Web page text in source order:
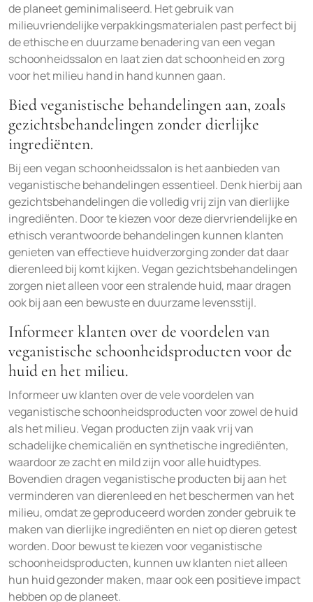
de planeet geminimaliseerd. Het gebruik van
milieuvriendelijke verpakkingsmaterialen past perfect bij
de ethische en duurzame benadering van een vegan
schoonheidssalon en laat zien dat schoonheid en zorg
voor het milieu hand in hand kunnen gaan.
Bied veganistische behandelingen aan, zoals
gezichtsbehandelingen zonder dierlijke
ingrediënten.
Bij een vegan schoonheidssalon is het aanbieden van
veganistische behandelingen essentieel. Denk hierbij aan
gezichtsbehandelingen die volledig vrij zijn van dierlijke
ingrediënten. Door te kiezen voor deze diervriendelijke en
ethisch verantwoorde behandelingen kunnen klanten
genieten van effectieve huidverzorging zonder dat daar
dierenleed bij komt kijken. Vegan gezichtsbehandelingen
zorgen niet alleen voor een stralende huid, maar dragen
ook bij aan een bewuste en duurzame levensstijl.
Informeer klanten over de voordelen van
veganistische schoonheidsproducten voor de
huid en het milieu.
Informeer uw klanten over de vele voordelen van
veganistische schoonheidsproducten voor zowel de huid
als het milieu. Vegan producten zijn vaak vrij van
schadelijke chemicaliën en synthetische ingrediënten,
waardoor ze zacht en mild zijn voor alle huidtypes.
Bovendien dragen veganistische producten bij aan het
verminderen van dierenleed en het beschermen van het
milieu, omdat ze geproduceerd worden zonder gebruik te
maken van dierlijke ingrediënten en niet op dieren getest
worden. Door bewust te kiezen voor veganistische
schoonheidsproducten, kunnen uw klanten niet alleen
hun huid gezonder maken, maar ook een positieve impact
hebben op de planeet.